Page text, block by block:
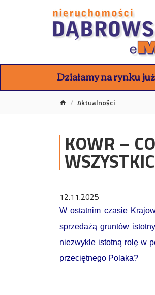
Działamy na rynku
Aktualności
KOWR –
12.11.2025
W ostatnim czasie
sprzedażą gruntów
niezwykle istotną rolę w
przeciętnego Polaka?